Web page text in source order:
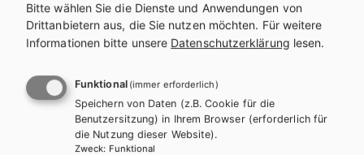
Online Zusatzmaterial
Für dieses Werk gibt es kostenlose Downloads für Lehrer/innen
und Schüler/innen.
Bitte wählen Sie die Dienste und Anwendungen von
Drittanbietern aus, die Sie nutzen möchten. Für weitere
Informationen bitte unsere Datenschutzerklärung lesen.
Funktional (immer erforderlich)
Speichern von Daten (z.B. Cookie für die
Benutzersitzung) in Ihrem Browser (erforderlich für
die Nutzung dieser Website).
Zweck: Funktional